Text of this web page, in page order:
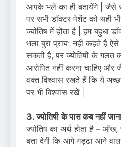
आपके भले का ही बतायेंगे | जैसे
पर सभी डॉक्टर पेशेंट को सही
ज्योतिष में होता है | हम बहुधा
भला बुरा प्रायः नहीं कहते हैं ऐसे
सकती है, पर ज्योतिषी के गलत
आरोपित नहीं करना चाहिए
वक्त विश्वास रखते हैं कि ये
पर भी विश्वास रखें |
3. ज्योतिषी के पास कब नहीं
ज्योतिष का अर्थ होता है –
बता देगी कि आगे गड्ढा आने